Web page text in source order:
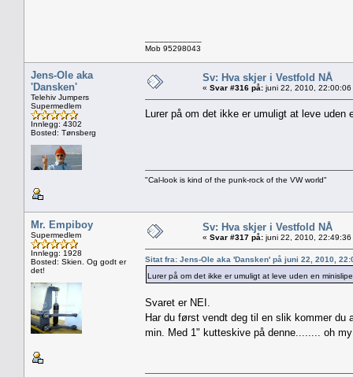
Mob 95298043
Jens-Ole aka
'Dansken'
Telehiv Jumpers
Supermedlem
Innlegg: 4302
Bosted: Tønsberg
Sv: Hva skjer i Vestfold NÅ
« Svar #316 på: juni 22, 2010, 22:00:06
Lurer på om det ikke er umuligt at leve
"Cal-look is kind of the punk-rock of the VW world"
Mr. Empiboy
Supermedlem
Innlegg: 1928
Bosted: Skien. Og godt er
det!
Sv: Hva skjer i Vestfold NÅ
« Svar #317 på: juni 22, 2010, 22:49:36
Sitat fra: Jens-Ole aka 'Dansken' på juni 22, 2010,
Lurer på om det ikke er umuligt at leve uden en
Svaret er NEI.
Har du først vendt deg til en slik kommer du
min. Med 1" kutteskive på denne........ oh